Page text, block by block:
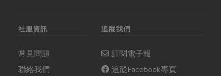
社服資訊
常見問題
聯絡我們
追蹤我們
訂閱電子報
追蹤Facebook專頁